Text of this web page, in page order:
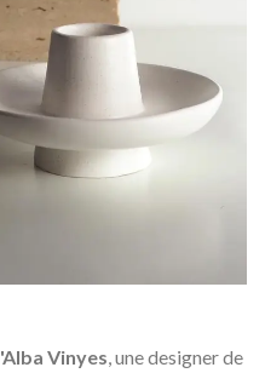
'Alba Vinyes, une designer de